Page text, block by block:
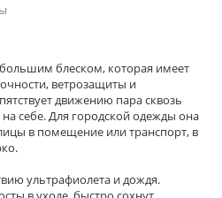
блеском, которая имеет
ветрозащиты и
движению пара сквозь
себе. Для городской одежды она
в помещение или транспорт, в
ультрафиолета и дождя.